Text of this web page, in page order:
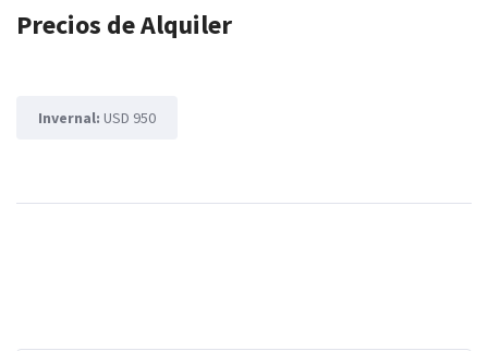
Precios de Alquiler
Invernal: USD 950